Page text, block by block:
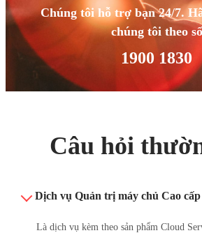
Chúng tôi hỗ trợ bạn 24/7.
chúng tôi theo số
1900 1830
Câu hỏi
Dịch vụ Quản trị máy chủ Cao cấp
Là dịch vụ kèm theo sản phẩm Cloud